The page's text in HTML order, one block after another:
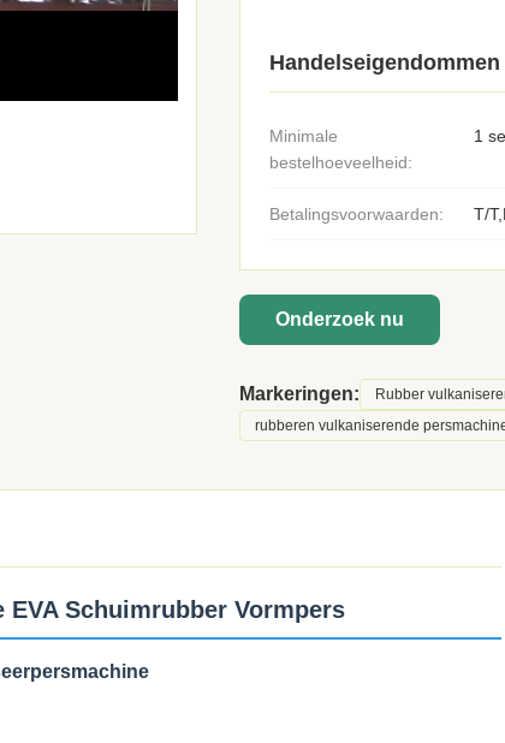
Handelseigendommen
Minimale
bestelhoeveelheid:
1
Betalingsvoorwaarden: T/
Onderzoek nu
Markeringen: Rubber
rubberen vulkaniserende
Schuimrubber Vormpers